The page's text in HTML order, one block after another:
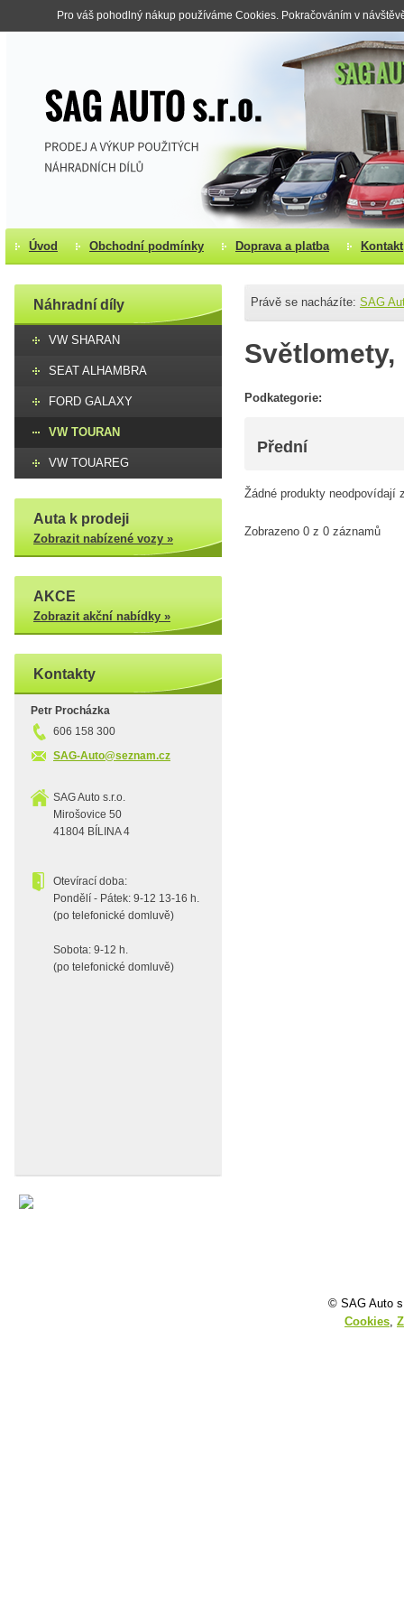
Pro váš pohodlný nákup používáme Cookies. Pokračováním v
Úvod Obchodní podmínky Doprava a platba Kontakt
Náhradní díly
VW SHARAN
SEAT ALHAMBRA
FORD GALAXY
VW TOURAN
VW TOUAREG
Auta k prodeji
Zobrazit nabízené vozy »
AKCE
Zobrazit akční nabídky »
Kontakty
Petr Procházka
606 158 300
SAG-Auto@seznam.cz
SAG Auto s.r.o.
Mirošovice 50
41804 BÍLINA 4
Otevírací doba:
Pondělí - Pátek: 9-12 13-16 h.
(po telefonické domluvě)
Sobota: 9-12 h.
(po telefonické domluvě)
Právě se nacházíte: SAG
Světlomety,
Podkategorie:
Přední
Žádné produkty neodpovídají
Zobrazeno 0 z 0 záznamů
© SAG Auto
Cookies,